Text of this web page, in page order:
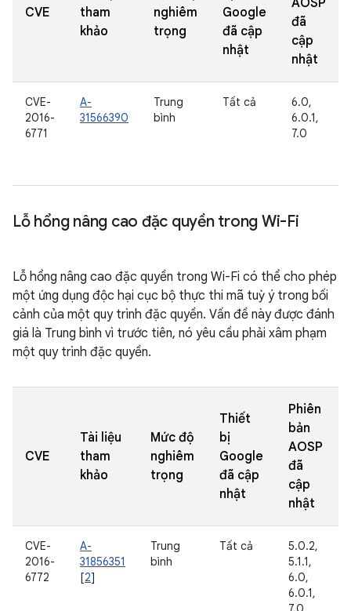
CVE
tham
khảo
nghiêm
trọng
Google
đã cập
nhật
AOSP
đã
cập
nhật
CVE-
2016-
6771
A-
31566390
Trung
bình
Tất cả
6.0,
6.0.1,
7.0
Lỗ hổng nâng cao đặc quyền trong Wi-Fi
Lỗ hổng nâng cao đặc quyền trong Wi-Fi có thể cho phép
một ứng dụng độc hại cục bộ thực thi mã tuỳ ý trong bối
cảnh của một quy trình đặc quyền. Vấn đề này được đánh
giá là Trung bình vì trước tiên, nó yêu cầu phải xâm phạm
một quy trình đặc quyền.
CVE
Tài liệu
tham
khảo
Mức độ
nghiêm
trọng
Thiết
bị
Google
đã cập
nhật
Phiên
bản
AOSP
đã
cập
nhật
CVE-
2016-
6772
A-
31856351
[2]
Trung
bình
Tất cả
5.0.2,
5.1.1,
6.0,
6.0.1,